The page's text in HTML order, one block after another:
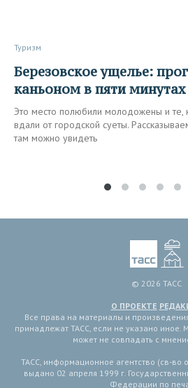
Туризм
Березовское ущелье: прогулка над
каньоном в пяти
Это место полюбили молодожены и те,
вдали от городской суеты.
там можно увидеть
© 2026 ТАСС
О ПРОЕКТЕ
Все права на материалы и
принадлежат ТАСС, если не указано иное.
может не совпадать с
ТАСС, информационное агентство (св-во
выдано 02 апреля 1999 г.
Федерации по